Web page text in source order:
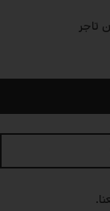
تاجر